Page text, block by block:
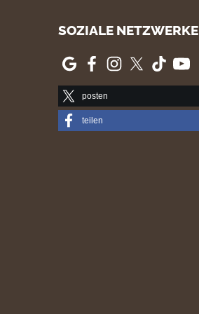
SOZIALE NETZWERKE
posten
teilen